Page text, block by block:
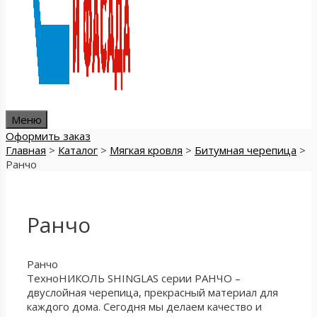
Меню
Оформить заказ
Главная > Каталог > Мягкая кровля > Битумная черепица >
Ранчо
Ранчо
Ранчо
ТехноНИКОЛЬ SHINGLAS серии РАНЧО –
двуслойная черепица, прекрасный материал для
каждого дома. Сегодня мы делаем качество и